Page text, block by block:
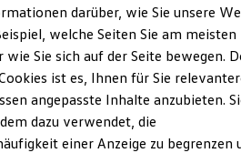
der ID. Modelle
im Winter
anfordern
darüber, wie Sie unsere
welche Seiten Sie am meisten
wie Sie sich auf der Seite bewegen.
ist es, Ihnen für Sie
angepasste Inhalte anzubieten.
dazu verwendet, die
einer Anzeige zu begrenzen